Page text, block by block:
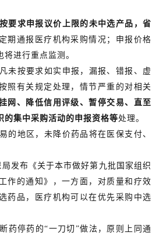
要求申报议价上限的未中选产品，省
期通报医疗机构采购情况；申报价格
进行重点监测。
未按要求如实申报，漏报、错报、虚
照有关规定处理，情节严重的对相关
网、降低信用评级、暂停交易、直至
的集中采购活动的申报资格等处理。
的地区，未降价药品将在医保支付、
发布《关于本市做好第九批国家组织
作的通知》， 一方面，对质量和疗效
药品，医疗机构可以在优先采购中选
停药的“一刀切”做法，原则上同通